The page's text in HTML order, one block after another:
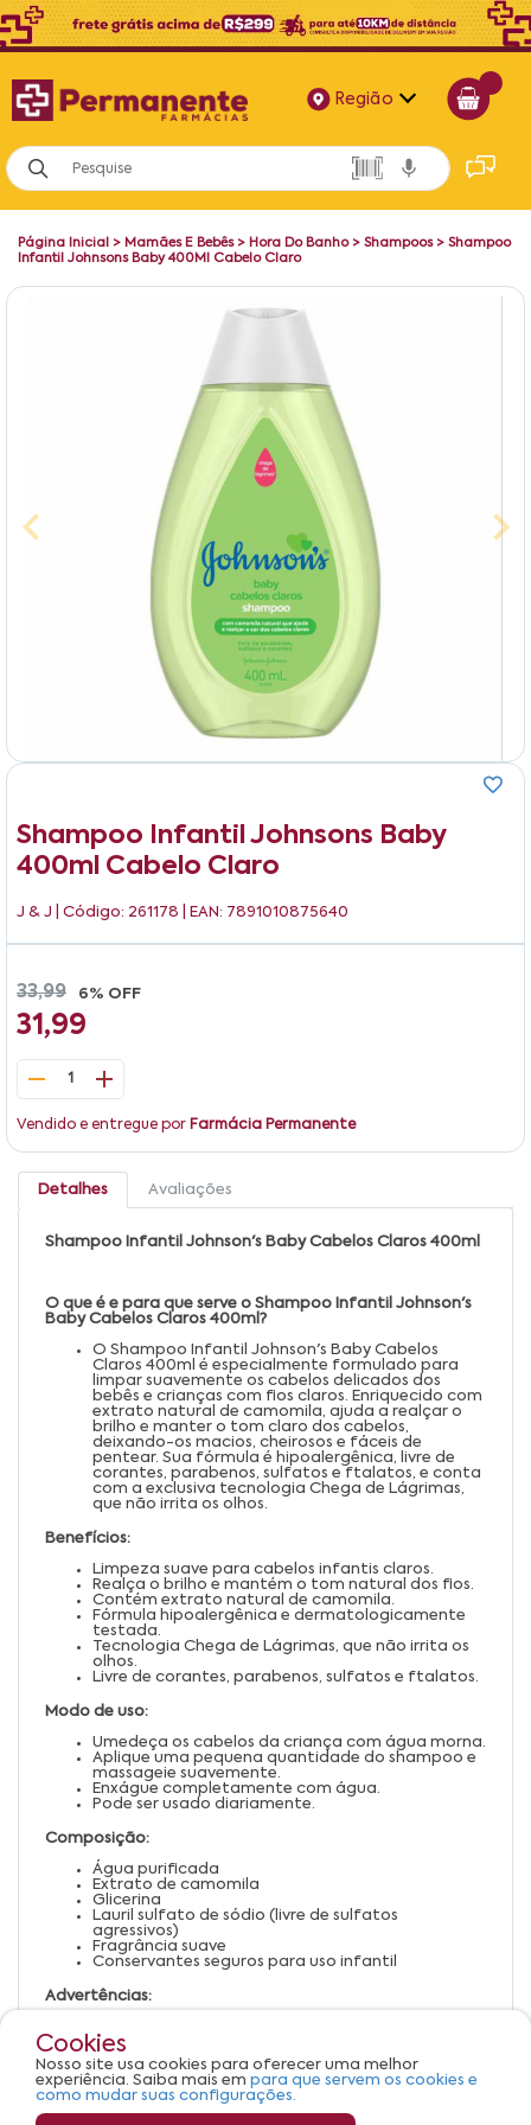
Região
Alagoas
Bahia
Página Inicial > Mamães E Bebês> Hora Do Banho> Shampoos> Shampoo
Infantil Johnsons Baby 400Ml Cabelo Claro
Shampoo Infantil Johnsons Baby
400ml Cabelo Claro
J & J | Código: 261178 | EAN: 7891010875640
33,99 6% OFF
31,99
1
Vendido e entregue por Farmácia Permanente
Detalhes Avaliações
Shampoo Infantil Johnson's Baby Cabelos Claros 400ml
O que é e para que serve o Shampoo Infantil Johnson's
Baby Cabelos Claros 400ml?
O Shampoo Infantil Johnson's Baby Cabelos
Claros 400ml é especialmente formulado para
limpar suavemente os cabelos delicados dos
bebês e crianças com fios claros. Enriquecido com
extrato natural de camomila, ajuda a realçar o
brilho e manter o tom claro dos cabelos,
deixando-os macios, cheirosos e fáceis de
pentear. Sua fórmula é hipoalergênica, livre de
corantes, parabenos, sulfatos e ftalatos, e conta
com a exclusiva tecnologia Chega de Lágrimas,
que não irrita os olhos.
Benefícios:
Limpeza suave para cabelos infantis claros.
Realça o brilho e mantém o tom natural dos fios.
Contém extrato natural de camomila.
Fórmula hipoalergênica e dermatologicamente
testada.
Tecnologia Chega de Lágrimas, que não irrita os
olhos.
Livre de corantes, parabenos, sulfatos e ftalatos.
Modo de uso:
Umedeça os cabelos da criança com água morna.
Aplique uma pequena quantidade do shampoo e
massageie suavemente.
Enxágue completamente com água.
Pode ser usado diariamente.
Composição:
Água purificada
Extrato de camomila
Glicerina
Lauril sulfato de sódio (livre de sulfatos
agressivos)
Fragrância suave
Conservantes seguros para uso infantil
Advertências:
Manter fora do alcance de crianças.
Em caso de irritação, suspender o uso e procurar
orientação médica.
Armazenar em local seco e fresco.
Cookies
Nosso site usa cookies para oferecer uma melhor
experiência. Saiba mais em para que servem os cookies e
como mudar suas configurações.